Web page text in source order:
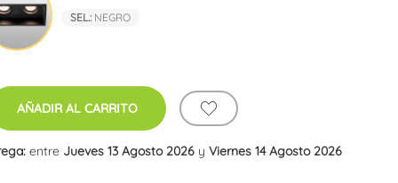
SEL.: NEGRO
AÑADIR AL CARRITO
entre Jueves 13 Agosto 2026 y Viernes 14 Agosto 2026